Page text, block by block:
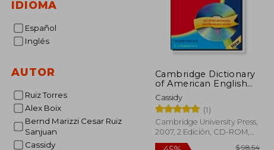
IDIOMA
Español
Inglés
AUTOR
Ruiz Torres
Alex Boix
Bernd Marizzi Cesar Ruiz
Sanjuan
Cassidy
Cambridge Dictionary
of American English
Camb Dict American
eng With cd 2ed (en
Inglés)
Cassidy
(1)
Cambridge University Press,
2007, 2 Edición, CD-ROM,
Nuevo